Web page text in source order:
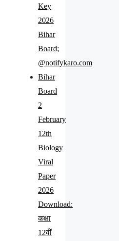
Key
2026
Bihar
Board;
@notifykaro.com
Bihar
Board
2
February
12th
Biology
Viral
Paper
2026
Download:
कक्षा
12वीं